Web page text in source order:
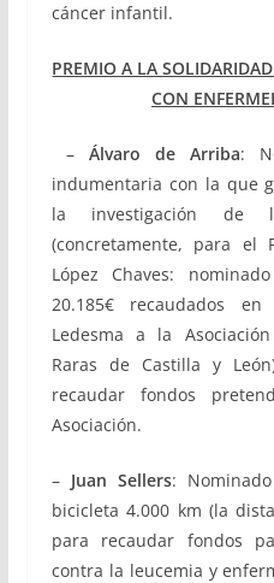
cáncer infantil.
PREMIO A LA
CON
– Álvaro de Arriba:
indumentaria con la que
la investigación de
(concretamente, para el
López Chaves:
20.185€ recaudados
Ledesma a la Asociación
Raras de Castilla y
recaudar fondos
Asociación.
– Juan Sellers:
bicicleta 4.000 km (la
para recaudar fondos
contra la leucemia y